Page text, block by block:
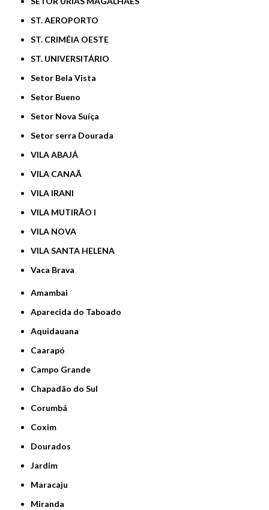
ST. AEROPORTO
ST. CRIMÉIA OESTE
ST. UNIVERSITÁRIO
Setor Bela Vista
Setor Bueno
Setor Nova Suíça
Setor serra Dourada
VILA ABAJÁ
VILA CANAÃ
VILA IRANI
VILA MUTIRÃO I
VILA NOVA
VILA SANTA HELENA
Vaca Brava
Amambai
Aparecida do Taboado
Aquidauana
Caarapó
Campo Grande
Chapadão do Sul
Corumbá
Coxim
Dourados
Jardim
Maracaju
Miranda